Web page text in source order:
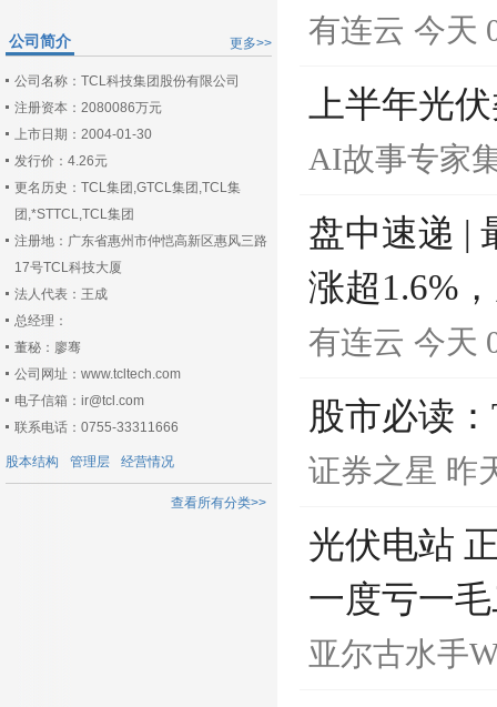
更多>>
公司简介
公司名称：TCL科技集团股份有限公司
注册资本：2080086万元
上市日期：2004-01-30
发行价：4.26元
更名历史：TCL集团,GTCL集团,TCL集
团,*STTCL,TCL集团
注册地：广东省惠州市仲恺高新区惠风三路
17号TCL科技大厦
法人代表：王成
总经理：
董秘：廖骞
公司网址：www.tcltech.com
电子信箱：ir@tcl.com
联系电话：0755-33311666
股本结构 管理层 经营情况
查看所有分类>>
有连云 今天
上半年光
AI故事专家
盘中速递 |
涨超1.6%
有连云 今天
股市必读
证券之星 昨
光伏电站
一度亏一
亚尔古水手